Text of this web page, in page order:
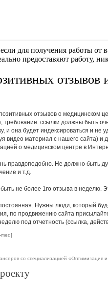
если для получения работы от
предоставяют работу,
отзывов
отзывов о медицинском
требование: ссылки должны быть
и она будет индексироваться и не
видео материал с нашего сайта) и
о медицинском центре в
правдоподобно. Не должно быть
и т.д.
не более 1го отзыва в неделю.
Нужны люди, который
по продвижению сайта
под отчетность (ссылка,
со специализацией «Оптимизация